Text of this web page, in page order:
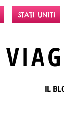
STATI UNITI
IL